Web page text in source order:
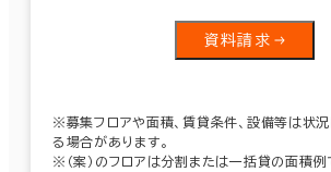
資料請求
※募集フロアや面積、賃貸条件、設備等は状
る場合があります。
※（案）のフロアは分割または一括貸の面積例